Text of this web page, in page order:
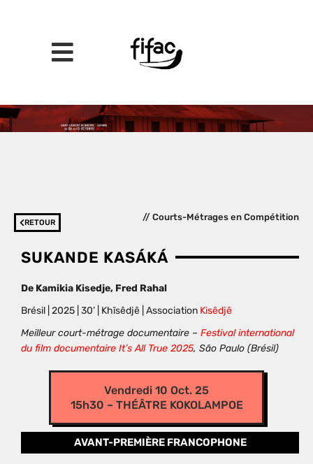
RETOUR
// Courts-Métrages en Compétition
SUKANDE KASÁKÁ
De Kamikia Kisedje, Fred Rahal
Brésil | 2025 | 30’ | Khĩsêdjê | Association Kisêdjê
Meilleur court-métrage documentaire – Festival international
du film documentaire It’s All True 2025, São Paulo (Brésil)
Vendredi 10 Oct. 25
15h30 – THÉÂTRE KOKOLAMPOE
AVANT-PREMIÈRE FRANCOPHONE